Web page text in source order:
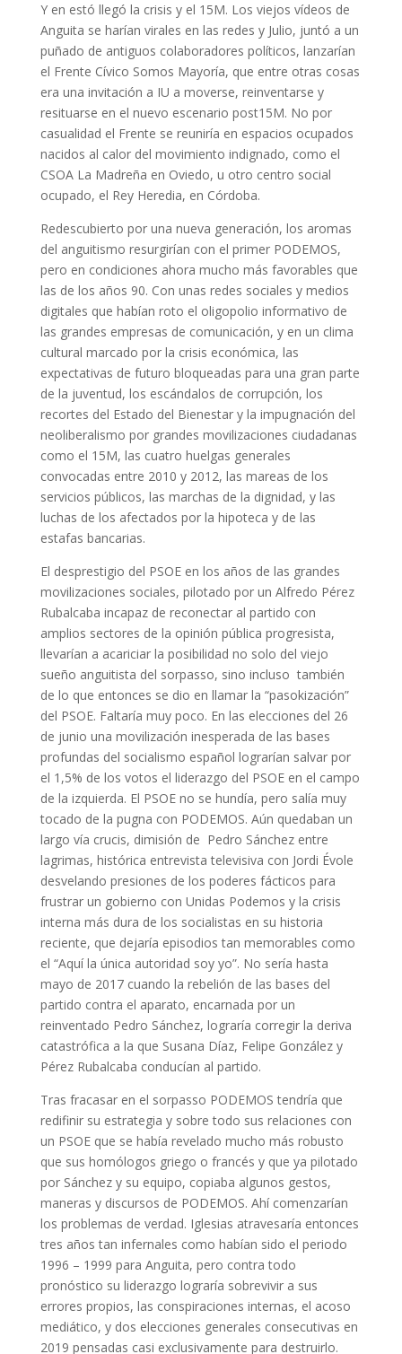
Y en estó llegó la crisis y el 15M. Los viejos vídeos de
Anguita se harían virales en las redes y Julio, juntó a un
puñado de antiguos colaboradores políticos, lanzarían
el Frente Cívico Somos Mayoría, que entre otras cosas
era una invitación a IU a moverse, reinventarse y
resituarse en el nuevo escenario post15M. No por
casualidad el Frente se reuniría en espacios ocupados
nacidos al calor del movimiento indignado, como el
CSOA La Madreña en Oviedo, u otro centro social
ocupado, el Rey Heredia, en Córdoba.
Redescubierto por una nueva generación, los aromas
del anguitismo resurgirían con el primer PODEMOS,
pero en condiciones ahora mucho más favorables que
las de los años 90. Con unas redes sociales y medios
digitales que habían roto el oligopolio informativo de
las grandes empresas de comunicación, y en un clima
cultural marcado por la crisis económica, las
expectativas de futuro bloqueadas para una gran parte
de la juventud, los escándalos de corrupción, los
recortes del Estado del Bienestar y la impugnación del
neoliberalismo por grandes movilizaciones ciudadanas
como el 15M, las cuatro huelgas generales
convocadas entre 2010 y 2012, las mareas de los
servicios públicos, las marchas de la dignidad, y las
luchas de los afectados por la hipoteca y de las
estafas bancarias.
El desprestigio del PSOE en los años de las grandes
movilizaciones sociales, pilotado por un Alfredo Pérez
Rubalcaba incapaz de reconectar al partido con
amplios sectores de la opinión pública progresista,
llevarían a acariciar la posibilidad no solo del viejo
sueño anguitista del sorpasso, sino incluso también
de lo que entonces se dio en llamar la “pasokización”
del PSOE. Faltaría muy poco. En las elecciones del 26
de junio una movilización inesperada de las bases
profundas del socialismo español lograrían salvar por
el 1,5% de los votos el liderazgo del PSOE en el campo
de la izquierda. El PSOE no se hundía, pero salía muy
tocado de la pugna con PODEMOS. Aún quedaban un
largo vía crucis, dimisión de Pedro Sánchez entre
lagrimas, histórica entrevista televisiva con Jordi Évole
desvelando presiones de los poderes fácticos para
frustrar un gobierno con Unidas Podemos y la crisis
interna más dura de los socialistas en su historia
reciente, que dejaría episodios tan memorables como
el “Aquí la única autoridad soy yo”. No sería hasta
mayo de 2017 cuando la rebelión de las bases del
partido contra el aparato, encarnada por un
reinventado Pedro Sánchez, lograría corregir la deriva
catastrófica a la que Susana Díaz, Felipe González y
Pérez Rubalcaba conducían al partido.
Tras fracasar en el sorpasso PODEMOS tendría que
redifinir su estrategia y sobre todo sus relaciones con
un PSOE que se había revelado mucho más robusto
que sus homólogos griego o francés y que ya pilotado
por Sánchez y su equipo, copiaba algunos gestos,
maneras y discursos de PODEMOS. Ahí comenzarían
los problemas de verdad. Iglesias atravesaría entonces
tres años tan infernales como habían sido el periodo
1996 – 1999 para Anguita, pero contra todo
pronóstico su liderazgo lograría sobrevivir a sus
errores propios, las conspiraciones internas, el acoso
mediático, y dos elecciones generales consecutivas en
2019 pensadas casi exclusivamente para destruirlo.